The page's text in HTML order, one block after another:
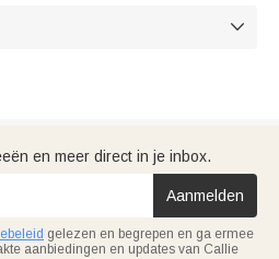

en meer direct in je inbox.
Aanmelden
gelezen en begrepen en ga ermee
aanbiedingen en updates van Callie